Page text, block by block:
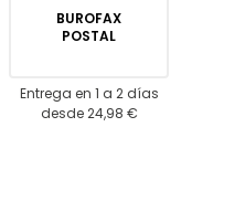
BUROFAX
POSTAL
Entrega en 1 a 2 días
desde 24,98 €